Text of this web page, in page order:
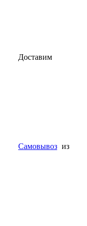
Доставим
Самовывоз из